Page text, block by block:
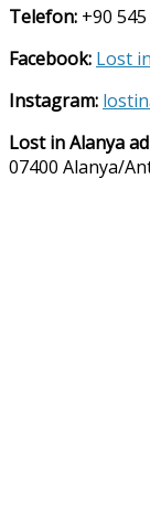
Telefon: +90
Facebook: Lost
Instagram:
Lost in Alanya
07400 Alanya/